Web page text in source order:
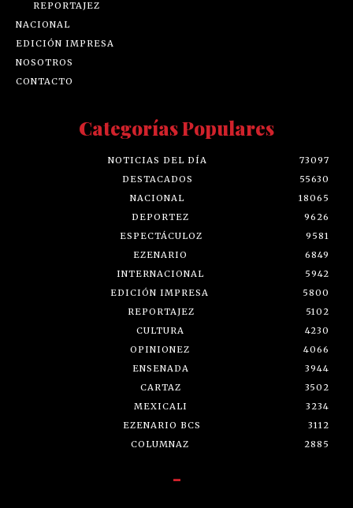
REPORTAJEZ
NACIONAL
EDICIÓN IMPRESA
NOSOTROS
CONTACTO
Categorías Populares
NOTICIAS DEL DÍA
73097
DESTACADOS
55630
NACIONAL
18065
DEPORTEZ
9626
ESPECTÁCULOZ
9581
EZENARIO
6849
INTERNACIONAL
5942
EDICIÓN IMPRESA
5800
REPORTAJEZ
5102
CULTURA
4230
OPINIONEZ
4066
ENSENADA
3944
CARTAZ
3502
MEXICALI
3234
EZENARIO BCS
3112
COLUMNAZ
2885
-